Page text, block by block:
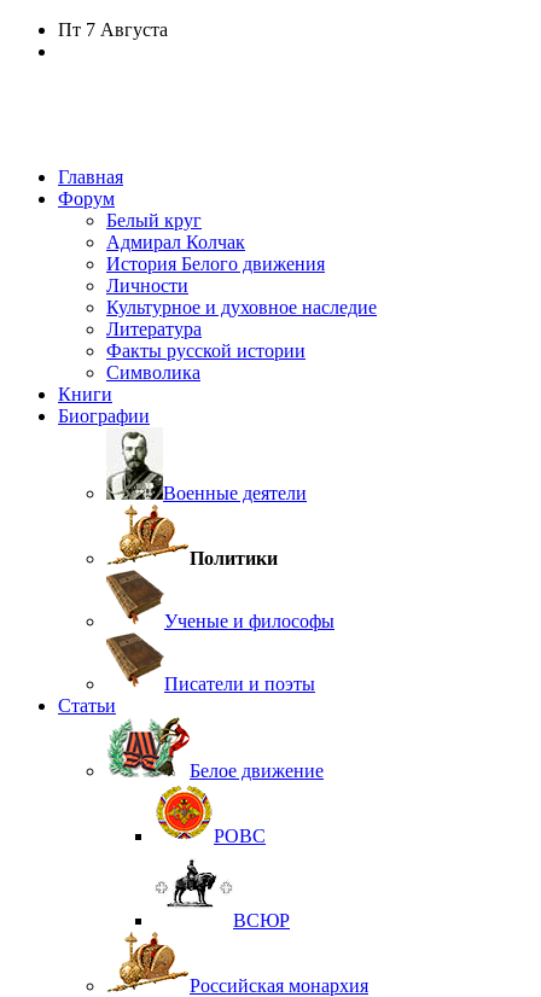
Пт 7 Августа
Главная
Форум
Белый круг
Адмирал Колчак
История Белого движения
Личности
Культурное и духовное наследие
Литература
Факты русской истории
Символика
Книги
Биографии
Военные деятели
Политики
Ученые и философы
Писатели и поэты
Статьи
Белое движение
РОВС
ВСЮР
Российская монархия